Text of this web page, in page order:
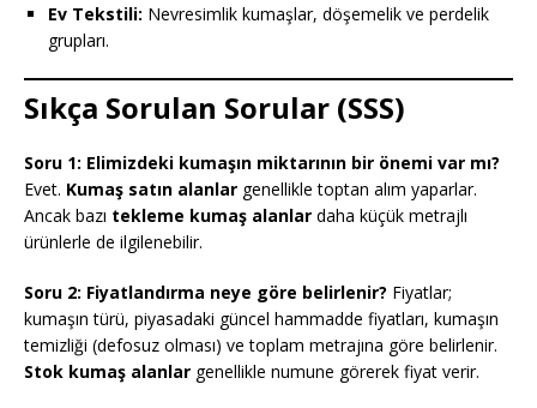
Ev Tekstili: Nevresimlik kumaşlar, döşemelik ve perdelik
grupları.
Sıkça Sorulan Sorular (SSS)
Soru 1: Elimizdeki kumaşın miktarının bir önemi var mı?
Evet. Kumaş satın alanlar genellikle toptan alım yaparlar.
Ancak bazı tekleme kumaş alanlar daha küçük metrajlı
ürünlerle de ilgilenebilir.
Soru 2: Fiyatlandırma neye göre belirlenir? Fiyatlar;
kumaşın türü, piyasadaki güncel hammadde fiyatları, kumaşın
temizliği (defosuz olması) ve toplam metrajına göre belirlenir.
Stok kumaş alanlar genellikle numune görerek fiyat verir.